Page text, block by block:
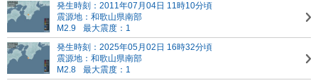
発生時刻：2011年07月04日 11時10分頃
震源地：和歌山県南部
M2.9
最大震度：1
発生時刻：2025年05月02日 16時32分頃
震源地：和歌山県南部
M2.8
最大震度：1